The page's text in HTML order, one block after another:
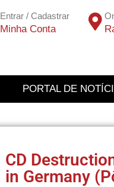
Entrar / Cadastrar
Minha Conta
PORTAL DE
CD
in Germany